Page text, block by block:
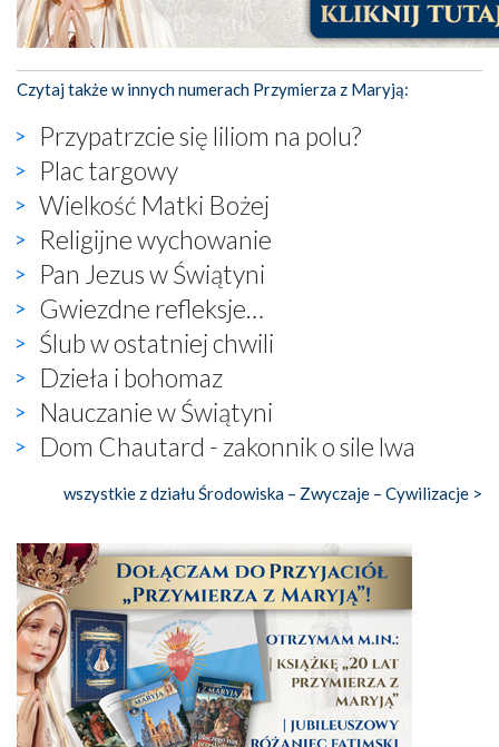
Czytaj także w innych numerach Przymierza z Maryją:
Przypatrzcie się liliom na polu?
Plac targowy
Wielkość Matki Bożej
Religijne wychowanie
Pan Jezus w Świątyni
Gwiezdne refleksje…
Ślub w ostatniej chwili
Dzieła i bohomaz
Nauczanie w Świątyni
Dom Chautard - zakonnik o sile lwa
wszystkie z działu Środowiska – Zwyczaje – Cywilizacje >